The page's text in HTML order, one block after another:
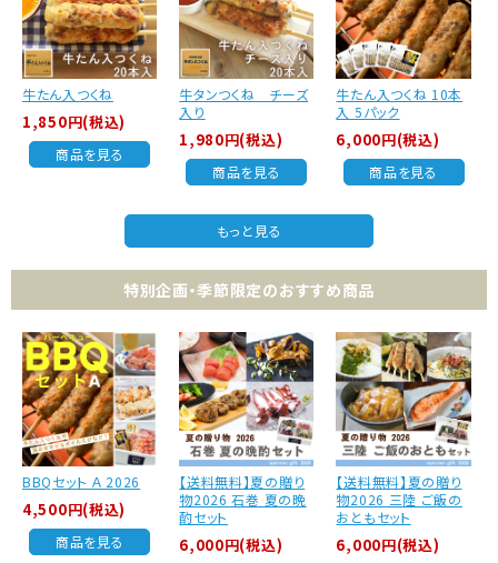
牛たん入つくね
1,850円(税込)
商品を見る
牛タンつくね チーズ
入り
1,980円(税込)
商品を見る
牛たん入つくね 10本
入 5パック
6,000円(税込)
商品を見る
もっと見る
特別企画・季節限定のおすすめ商品
BBQセット Ａ 2026
4,500円(税込)
商品を見る
【送料無料】夏の贈り
物2026 石巻 夏の晩
酌セット
6,000円(税込)
【送料無料】夏の贈り
物2026 三陸 ご飯の
おともセット
6,000円(税込)